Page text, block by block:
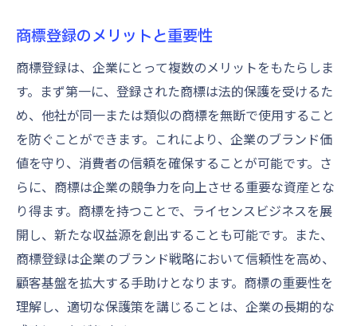
特許庁の手続きフローを理解しよう
提出後の連絡とフォローアップの方法
特許庁での評価基準と基準の理解
提出後に遭遇する可能性のある問題
特許庁とのコミュニケーションの取り方
商標審査の流れと対応方法
商標審査のプロセスと時間枠
審査中に必要な対応とその方法
審査中の不服申し立ての準備
審査結果への対応方法と手順
審査中の進捗状況を確認するポイント
商標登録のメリットと重要性
商標登録は、企業にとって複数のメリットをもたらしま
す。まず第一に、登録された商標は法的保護を受けるた
め、他社が同一または類似の商標を無断で使用すること
を防ぐことができます。これにより、企業のブランド価
値を守り、消費者の信頼を確保することが可能です。さ
らに、商標は企業の競争力を向上させる重要な資産とな
り得ます。商標を持つことで、ライセンスビジネスを展
開し、新たな収益源を創出することも可能です。また、
商標登録は企業のブランド戦略において信頼性を高め、
顧客基盤を拡大する手助けとなります。商標の重要性を
理解し、適切な保護策を講じることは、企業の長期的な